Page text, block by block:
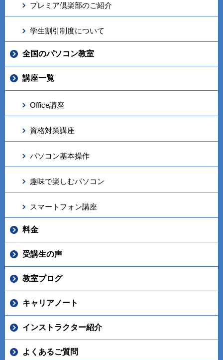
プレミア倶楽部のご紹介
学生割引制度について
全国のパソコン教室
講座一覧
Office講座
資格対策講座
パソコン基本操作
趣味で楽しむパソコン
スマートフォン講座
料金
受講生の声
教室ブログ
キャリアノート
インストラクター紹介
よくあるご質問